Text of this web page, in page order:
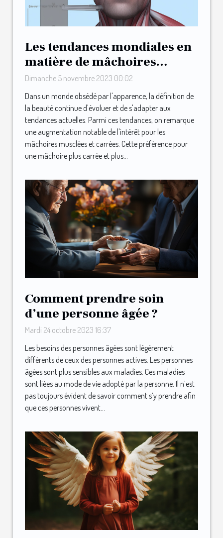
Les tendances mondiales en
matière de mâchoires
musclées et carrées
Dimanche 5 novembre 2023 00:02
Dans un monde obsédé par l'apparence, la définition de
la beauté continue d'évoluer et de s'adapter aux
tendances actuelles. Parmi ces tendances, on remarque
une augmentation notable de l'intérêt pour les
mâchoires musclées et carrées. Cette préférence pour
une mâchoire plus carrée et plus...
Comment prendre soin
d’une personne âgée ?
Mardi 24 octobre 2023 16:37
Les besoins des personnes âgées sont légèrement
différents de ceux des personnes actives. Les personnes
âgées sont plus sensibles aux maladies. Ces maladies
sont liées au mode de vie adopté par la personne. Il n’est
pas toujours évident de savoir comment s’y prendre afin
que ces personnes vivent...